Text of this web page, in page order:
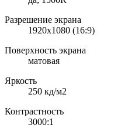
Разрешение экрана
1920x1080 (16:9)
Поверхность экрана
матовая
Яркость
250 кд/м2
Контрастность
3000:1